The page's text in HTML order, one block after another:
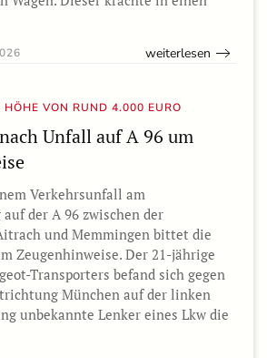
weiterlesen
VON RUND 4.000 EURO
Unfall auf A 96 um
Verkehrsunfall am
der A 96 zwischen der
und Memmingen bittet die
Zeugenhinweise. Der 21-jährige
Transporters befand sich gegen
München auf der linken
unbekannte Lenker eines Lkw die